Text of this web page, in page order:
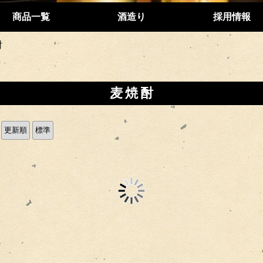
商品一覧 酒造り 採用情報
麦焼酎
更新順 標準